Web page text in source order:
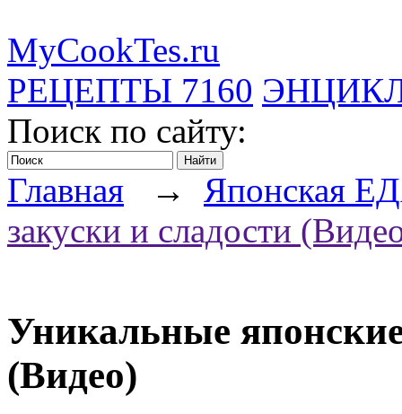
MyCookTes.ru
РЕЦЕПТЫ 7160
Поиск по сайту:
Главная → Японская
закуски и сладости
Уникальные
(Видео)